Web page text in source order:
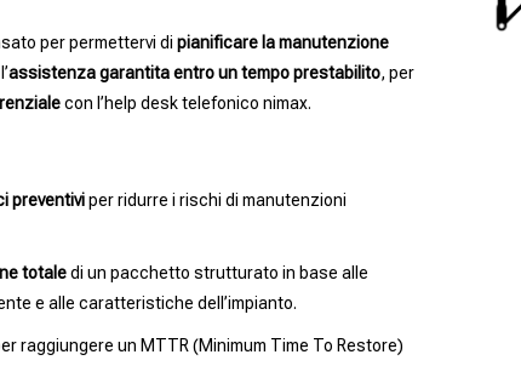
per permettervi dipianificare la manutenzione
assistenza garantita entro un tempo prestabilito, per
con l’help desk telefonico nimax.
preventiviper ridurre i rischi di manutenzioni
totaledi un pacchetto strutturato in base alle
e alle caratteristiche dell’impianto.
raggiungere un MTTR (Minimum Time To Restore)